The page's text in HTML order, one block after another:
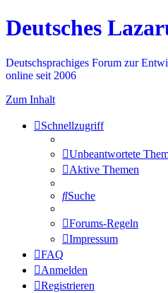
Deutsches
Deutschsprachiges Forum zur
online seit 2006
Zum Inhalt
Schnellzugriff
Unbeantwortete
Aktive Themen
Suche
Forums-Regeln
Impressum
FAQ
Anmelden
Registrieren